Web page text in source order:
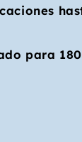
para